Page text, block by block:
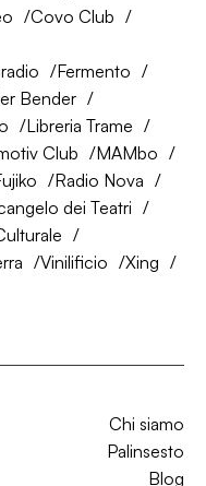
Covo Club
Fermento
Bender
Libreria Trame
Club
MAMbo
Radio Nova
dei Teatri
Vinilificio
Xing
Chi siamo
Palinsesto
Blog